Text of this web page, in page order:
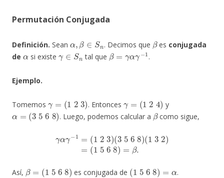
Permutación Conjugada
Definición. Sean
β∈ n
. Decimos que
β
es conjugada
de
α
si existe
γ∈ Sn
tal que
β=γαγ− 1
.
Ejemplo.
Tomemos
2 )
. Entonces
2 )
y
α=(3568)
. Luego, podemos calcular a
β
como sigue,
=(1 )(3 5 68)(13 2 =(15 6 8)=
Así,
β 5 68 )
es conjugada de
(1 56 8 )=
.